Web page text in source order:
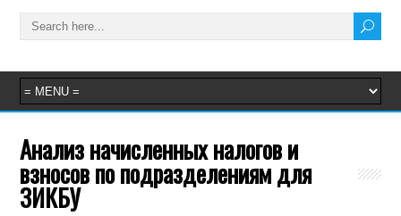
Анализ начисленных налогов и
взносов по подразделениям для
ЗИКБУ